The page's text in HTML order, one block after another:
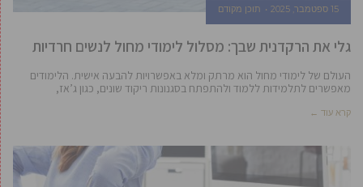
15 ספטמבר, 2025 תוכן מקודם
גלי את הרקדנית שבך: מסלול לימודי מחול לנשים חרדיות
העולם של לימודי מחול הוא מרתק ומלא באפשרויות להבעה אישית. הלימודים
מאפשרים לתלמידות ללמוד ולהתפתח בסגנונות ריקוד שונים, כגון ג’אז,
קרא עוד ←